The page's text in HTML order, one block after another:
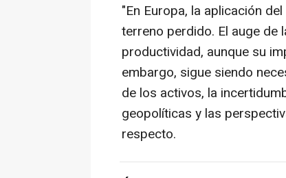
"En Europa, la aplicación
terreno perdido. El auge de
productividad, aunque su
embargo, sigue siendo
de los activos, la
geopolíticas y las
respecto.